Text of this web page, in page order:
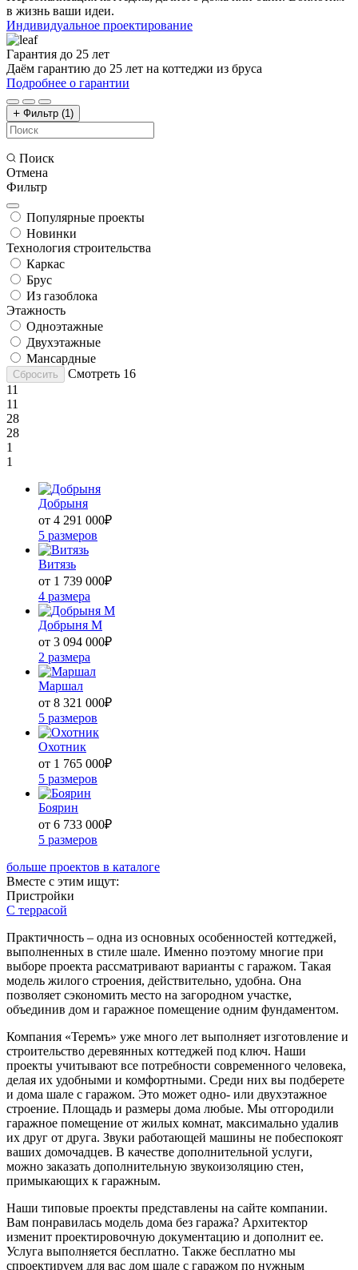
в жизнь ваши идеи.
Индивидуальное проектирование
Гарантия до 25 лет
Даём гарантию до 25 лет на коттеджи из бруса
Подробнее о гарантии
Фильтр (1)
Поиск
Отмена
Фильтр
Популярные проекты
Новинки
Технология строительства
Каркас
Брус
Из газоблока
Этажность
Одноэтажные
Двухэтажные
Мансардные
Сбросить Смотреть 16
11
11
28
28
1
1
Добрыня
от 4 291 000₽
5 размеров
Витязь
от 1 739 000₽
4 размера
Добрыня М
от 3 094 000₽
2 размера
Маршал
от 8 321 000₽
5 размеров
Охотник
от 1 765 000₽
5 размеров
Боярин
от 6 733 000₽
5 размеров
больше проектов в каталоге
Вместе с этим ищут:
Пристройки
С террасой
Практичность – одна из основных особенностей коттеджей,
выполненных в стиле шале. Именно поэтому многие при
выборе проекта рассматривают варианты с гаражом. Такая
модель жилого строения, действительно, удобна. Она
позволяет сэкономить место на загородном участке,
объединив дом и гаражное помещение одним фундаментом.
Компания «Теремъ» уже много лет выполняет изготовление и
строительство деревянных коттеджей под ключ. Наши
проекты учитывают все потребности современного человека,
делая их удобными и комфортными. Среди них вы подберете
и дома шале с гаражом. Это может одно- или двухэтажное
строение. Площадь и размеры дома любые. Мы отгородили
гаражное помещение от жилых комнат, максимально удалив
их друг от друга. Звуки работающей машины не побеспокоят
ваших домочадцев. В качестве дополнительной услуги,
можно заказать дополнительную звукоизоляцию стен,
примыкающих к гаражным.
Наши типовые проекты представлены на сайте компании.
Вам понравилась модель дома без гаража? Архитектор
изменит проектировочную документацию и дополнит ее.
Услуга выполняется бесплатно. Также бесплатно мы
спроектируем для вас дом шале с гаражом по нужным